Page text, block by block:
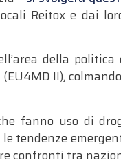
Reitox e dai
della
II),
fanno uso di
tendenze
confronti tra